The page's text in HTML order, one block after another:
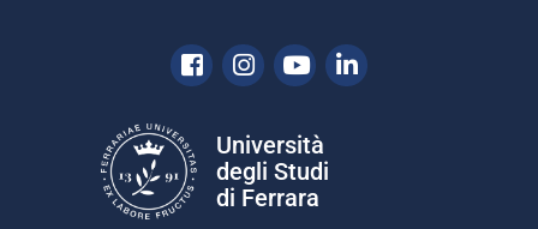
Facebook
Instagram
YoutubeLinkedin
Università
degli Studi
di Ferrara